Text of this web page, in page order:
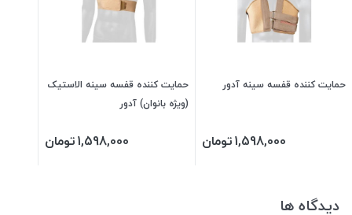
حمایت کننده قفسه سینه آدور
1,598,000تومان
حمایت کننده قفسه سینه الاستیک
(ویژه بانوان) آدور
1,598,000تومان
دیدگاه ها